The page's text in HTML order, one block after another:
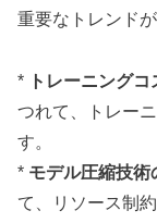
重要なトレンドが
* トレーニング
つれて、トレー
す。
* モデル圧縮技術
て、リソース制